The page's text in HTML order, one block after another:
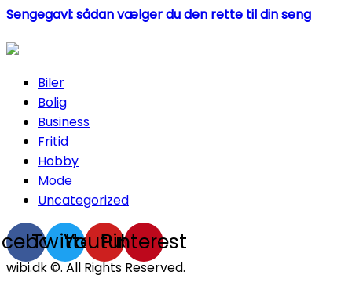
Sengegavl: sådan vælger du den rette til din seng
Biler
Bolig
Business
Fritid
Hobby
Mode
Uncategorized
TwitterYoutube
Pinterest
wibi.dk ©. All Rights Reserved.